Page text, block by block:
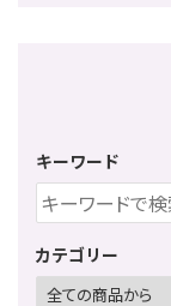
キーワード
カテゴリー